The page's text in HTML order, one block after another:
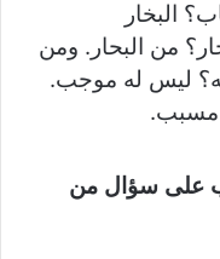
البخار
من البحار. ومن
ليس له موجب.
مسبب.
على سؤال من